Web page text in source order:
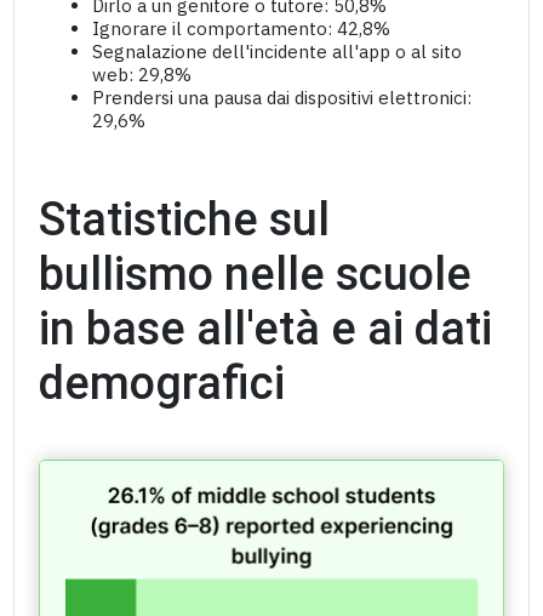
Dirlo a un genitore o tutore: 50,8%
Ignorare il comportamento: 42,8%
Segnalazione dell'incidente all'app o al sito
web: 29,8%
Prendersi una pausa dai dispositivi elettronici:
29,6%
Statistiche sul
bullismo nelle scuole
in base all'età e ai dati
demografici